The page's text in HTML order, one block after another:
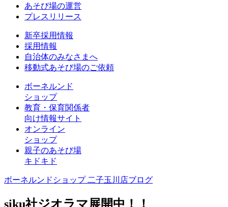
あそび場の運営
プレスリリース
新卒採用情報
採用情報
自治体のみなさまへ
移動式あそび場のご依頼
ボーネルンド
ショップ
教育・保育関係者
向け情報サイト
オンライン
ショップ
親子のあそび場
キドキド
ボーネルンドショップ 二子玉川店ブログ
siku社ジオラマ展開中！！